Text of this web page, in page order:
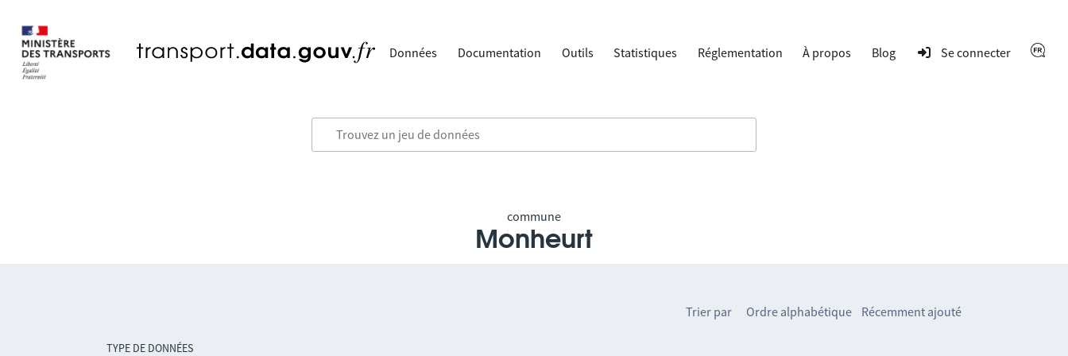
Données Documentation Outils Statistiques Réglementation À propos Blog Se connecter
commune
Monheurt
TYPE DE DONNÉES
Trier par Ordre alphabétique Récemment ajouté